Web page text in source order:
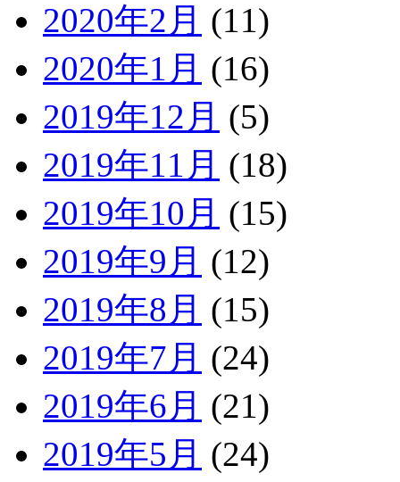
2020年2月 (11)
2020年1月 (16)
2019年12月 (5)
2019年11月 (18)
2019年10月 (15)
2019年9月 (12)
2019年8月 (15)
2019年7月 (24)
2019年6月 (21)
2019年5月 (24)